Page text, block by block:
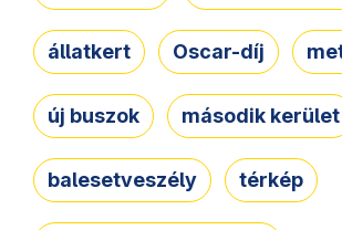
állatkert Oscar-díj
új buszok második kerület
balesetveszély térkép